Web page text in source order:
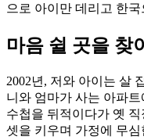
으로 아이만 데리고 한
마음 쉴 곳을 찾
2002년, 저와 아이는 살
니와 엄마가 사는 아파
수첩을 뒤적이다가 옛
셋을 키우며 가정에 무